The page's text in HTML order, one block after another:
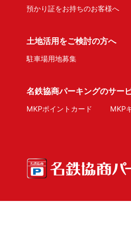
預かり証をお持ちのお客様へ
土地活用をご検討の方へ
駐車場用地募集
名鉄協商パーキングのサー
MKPポイントカード MKP